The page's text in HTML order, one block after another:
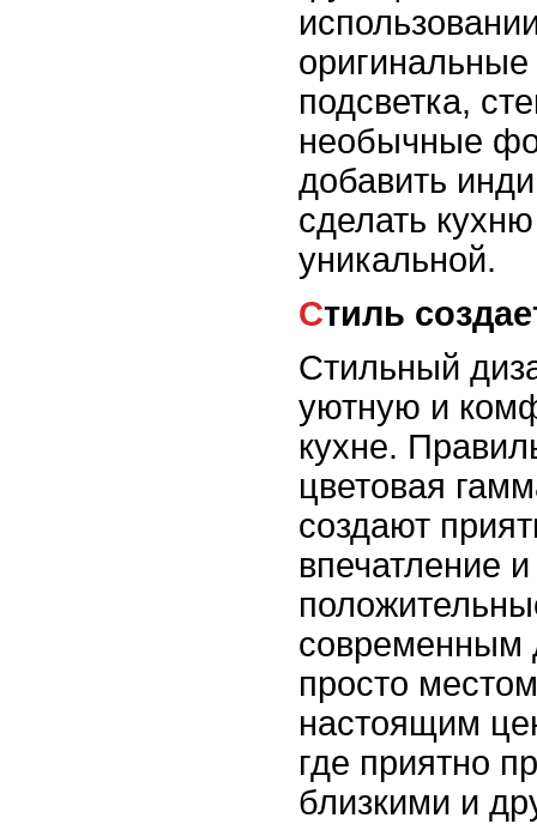
оригинальные
подсветка,
необычные
добавить
сделать
уникальной.
Стиль
Стильный
уютную и
кухне.
цветовая
создают
впечатление
современным
просто
настоящим
где приятно
близкими и